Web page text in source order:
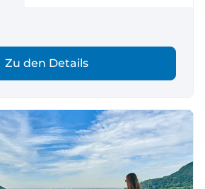
Zu den Details